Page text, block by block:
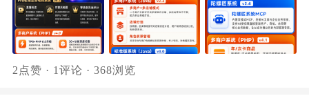
限。投票方：所有CRMEB官网注册用户。每个账号每
天10票，可分别投给10个不同的作品。 活动规则，公
平公正 为保证大赛的公平性与作品质量，请遵守以下活
动规则： 原创至上：参赛作品必须为原创，严禁抄袭。
时显示总次数、已用次数、剩余次数，消费进度随时掌
握。商家移动端管理，核销操作便捷年/次卡商品的核
销流程与预约商品、到店自提商品保持一致，商家通过
移动端即可完成核销，无需额外设备或复杂操作。规则
动化。2、库存管理：构建"入库—出库—盘点—转换—
记录"完整库存管理闭环，支持多种出入库单自动生
成、库存盘点暂存、正次品转换、上下限预警及退货库
存处理。连锁多门店系统 v4.21、直播功能：支持总部
地图：接入国家地理信息公共服务平台"天地图"，带来
更丰富的地图服务选择。✅ 等级会员返积分：支持按不
同会员等级，设置不同返积分比例，差异化激励，提升
用户复购与品牌忠诚度。多商户系统（PHP）v4.0✅
2点赞 · 1评论 · 368浏览